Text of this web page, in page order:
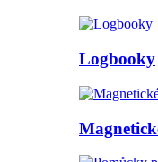
Logbooky